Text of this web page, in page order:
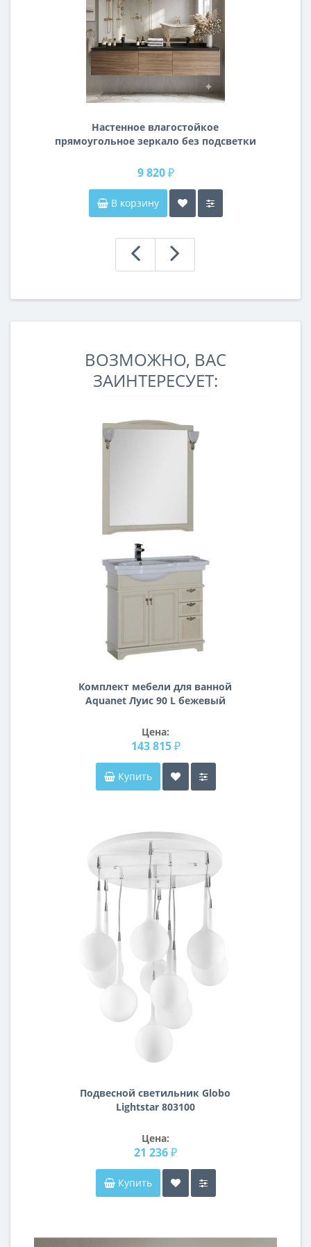
Настенное влагостойкое
прямоугольное зеркало без подсветки
9 820 ₽
В корзину
ВОЗМОЖНО, ВАС
ЗАИНТЕРЕСУЕТ:
Комплект мебели для ванной
Aquanet Луис 90 L бежевый
Цена:
143 815 ₽
Купить
Подвесной светильник Globo
Lightstar 803100
Цена:
21 236 ₽
Купить